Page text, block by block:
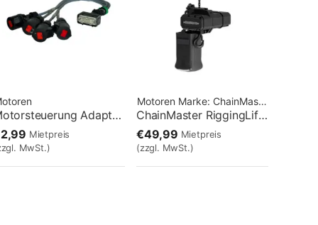
Motorsteuerung Adapter Harting male – 4Pol female
Mietpreis
MwSt.)
Motoren Marke: ChainMaster
ChainMaster RiggingLift D8 Plus 500kg Ultra
€49,99 Mietpreis
(zzgl. MwSt.)